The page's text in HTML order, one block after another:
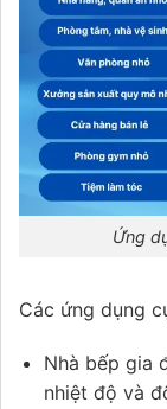
Ứng
Các ứng dụng
Nhà bếp gia
nhiệt độ và